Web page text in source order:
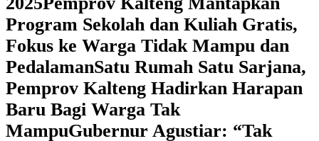
Program Sekolah dan Kuliah Gratis,
Fokus ke Warga Tidak Mampu dan
Pedalaman‎Satu Rumah Satu Sarjana,
Pemprov Kalteng Hadirkan Harapan
Baru Bagi Warga Tak
Mampu‎Gubernur Agustiar: “Tak